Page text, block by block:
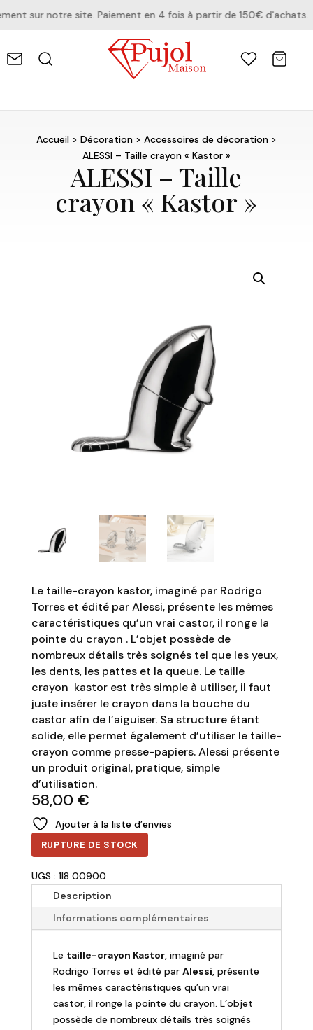
sur notre site. Paiement en 4 fois à partir de 150€ d'achats.
Accueil> Décoration> Accessoires de décoration>
ALESSI – Taille crayon « Kastor »
ALESSI – Taille
crayon « Kastor »
Le taille-crayon kastor, imaginé par Rodrigo
Torres et édité par Alessi, présente les mêmes
caractéristiques qu’un vrai castor, il ronge la
pointe du crayon . L’objet possède de
nombreux détails très soignés tel que les yeux,
les dents, les pattes et la queue. Le taille
crayon kastor est très simple à utiliser, il faut
juste insérer le crayon dans la bouche du
castor afin de l’aiguiser. Sa structure étant
solide, elle permet également d’utiliser le taille-
crayon comme presse-papiers. Alessi présente
un produit original, pratique, simple
d’utilisation.
58,00 €
Ajouter à la liste d’envies
RUPTURE DE STOCK
UGS : 1I8 00900
Description
Informations complémentaires
Le taille-crayon Kastor, imaginé par
Rodrigo Torres et édité par Alessi, présente
les mêmes caractéristiques qu’un vrai
castor, il ronge la pointe du crayon. L’objet
possède de nombreux détails très soignés